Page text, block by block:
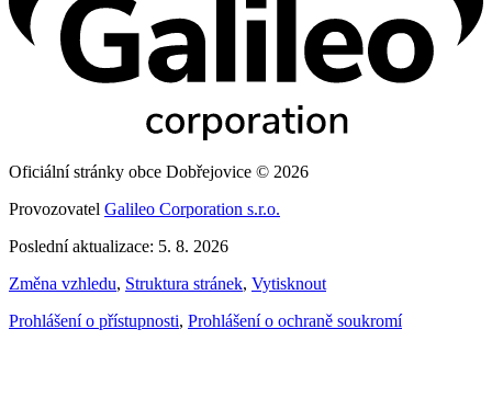
Oficiální stránky obce Dobřejovice © 2026
Provozovatel Galileo Corporation s.r.o.
Poslední aktualizace: 5. 8. 2026
Změna vzhledu, Struktura stránek, Vytisknout
Prohlášení o přístupnosti, Prohlášení o ochraně soukromí